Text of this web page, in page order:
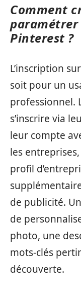
Comment
Pinterest ?
L’inscription
soit pour un
professionnel.
s’inscrire via
leur compte
les
profil
de publicité.
de
photo, une
mots-clés
découverte.